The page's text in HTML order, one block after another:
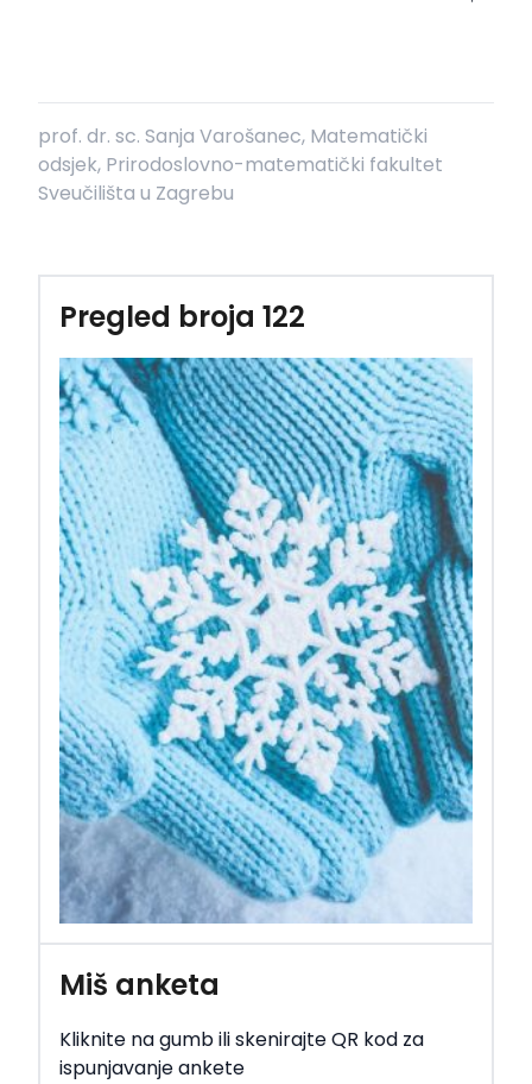
prof. dr. sc. Sanja Varošanec, Matematički
odsjek, Prirodoslovno-matematički fakultet
Sveučilišta u Zagrebu
Pregled broja 122
Miš anketa
Kliknite na gumb ili skenirajte QR kod za
ispunjavanje ankete